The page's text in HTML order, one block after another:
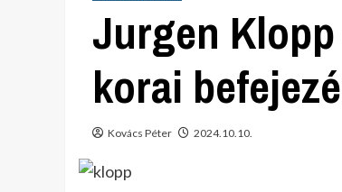
Jurgen
korai
Kovács Péter 2024.10.10.